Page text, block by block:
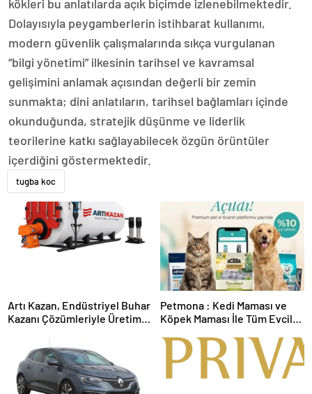
kökleri bu anlatılarda açık biçimde izlenebilmektedir.
Dolayısıyla peygamberlerin istihbarat kullanımı,
modern güvenlik çalışmalarında sıkça vurgulanan
“bilgi yönetimi” ilkesinin tarihsel ve kavramsal
gelişimini anlamak açısından değerli bir zemin
sunmakta; dini anlatıların, tarihsel bağlamları içinde
okunduğunda, stratejik düşünme ve liderlik
teorilerine katkı sağlayabilecek özgün örüntüler
içerdiğini göstermektedir.
tugba koc
Artı Kazan, Endüstriyel Buhar
Kazanı Çözümleriyle Üretim
Sunuyor
Petmona : Kedi Maması ve
Köpek Maması İle Tüm Evcil